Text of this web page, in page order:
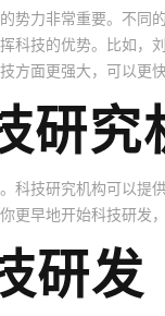
势力非常重要。不同
科技的优势。比如，
方面更强大，可以更
研究
科技研究机构可以提
更早地开始科技研发
研发